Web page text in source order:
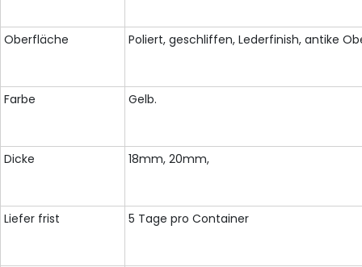
Oberfläche Poliert, geschliffen, Lederfinish, antike
Farbe Gelb.
Dicke 18mm, 20mm,
Liefer frist 5 Tage pro Container